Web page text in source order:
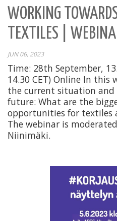
WORKING
TEXTILES |
JUN 06, 2023
Time: 28th September,
14.30 CET) Online In this
the current situation
future: What are the
opportunities for textiles
The webinar is
Niinimäki.